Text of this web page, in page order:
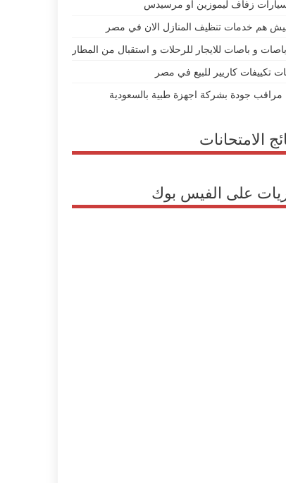
سيارات زفاف ليموزين او مرسيدس
هم خدمات تنظيف المنازل الان في مصر
و باصات للايجار للرحلات و استقبال من المطار
تكييفات كاريير للبيع في مصر
مراقب جودة بشركة اجهزة طبية بالسعودية
الامتحانات
على الفيس بوك